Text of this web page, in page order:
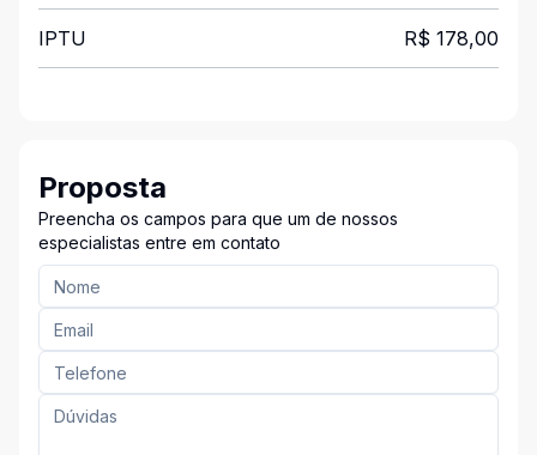
IPTU R$ 178,00
Proposta
Preencha os campos para que um de nossos
especialistas entre em contato